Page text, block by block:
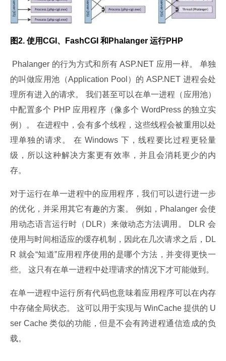
图2. 使用CGI、FashCGI 和Phalanger 运行PHP
的叫做应用池（Application Pool）的 ASP.NET 进程会处
理所有进入的请求。 我们甚至可以在单一进程（应用池）
中配置多个 PHP 应用程序（像多个 WordPress 的独立实
例）。 在进程中，会有多个线程，这些线程会被重用以处
理单独的请求。 在 Windows 下，线程要比过程更轻量
级，所以这种解决方案更有效率，并且会消耗更少的内
存。
对于运行在单一进程中的应用程序，我们可以进行进一步
的优化，并采用其它有趣的方案。 例如，Phalanger 会使
用动态语言运行时（DLR）来做动态方法调用。 DLR 会
使用与时间相适应的缓存机制，因此在几次请求之后，DL
R 就会“知道”应用程序使用的是哪个方法，并变得更快一
些。 这只有在单一进程中处理请求的情况下才可能做到。
在单一进程中运行所有代码也意味着应用程序可以在内存
中存储全局状态。 这可以用于实现与 WinCache 提供的 U
ser Cache 类似的功能，但是不会有跨进程通信造成的负
载。